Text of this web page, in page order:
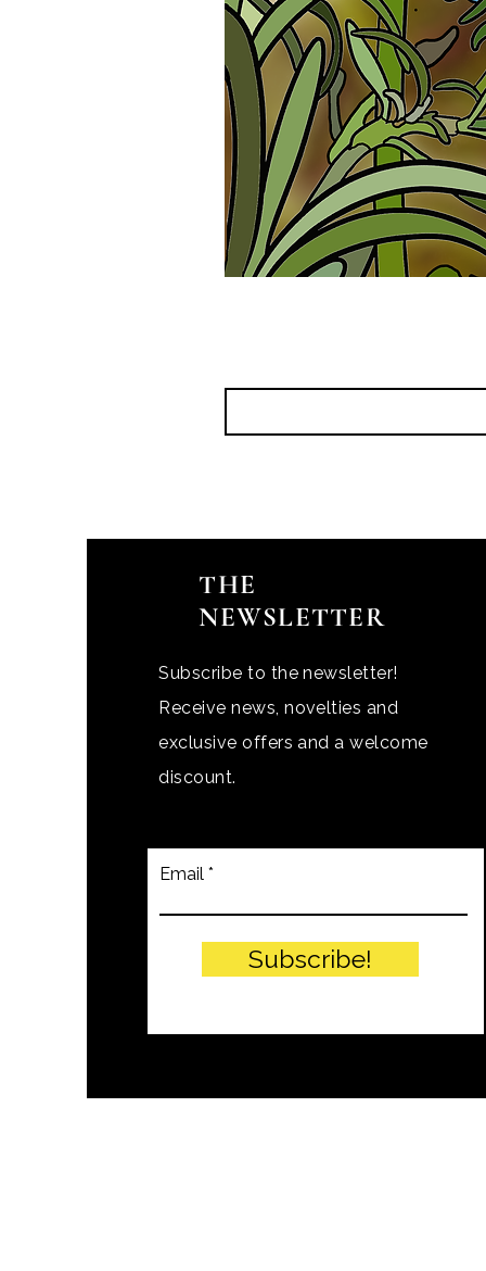
THE
NEWSLETTER
Subscribe to the newsletter!
Receive news, novelties and
exclusive offers and a welcome
discount.
Email
Subscribe!